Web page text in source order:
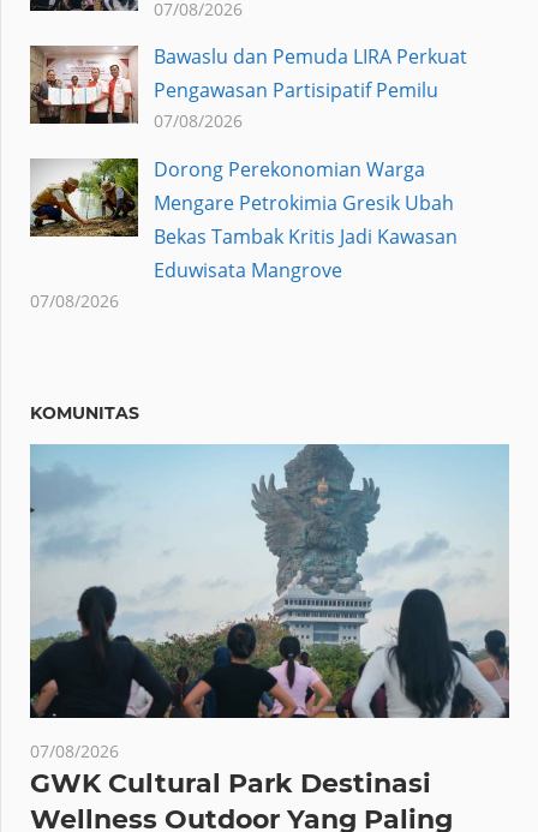
07/08/2026
Bawaslu dan Pemuda LIRA Perkuat
Pengawasan Partisipatif Pemilu
07/08/2026
Dorong Perekonomian Warga
Mengare Petrokimia Gresik Ubah
Bekas Tambak Kritis Jadi Kawasan
Eduwisata Mangrove
07/08/2026
KOMUNITAS
07/08/2026
GWK Cultural Park Destinasi
Wellness Outdoor Yang Paling